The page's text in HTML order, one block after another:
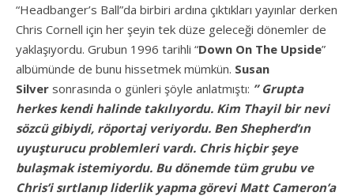
“Headbanger’s Ball”da birbiri ardına çıktıkları yayınlar derken
Chris Cornell için her şeyin tek düze geleceği dönemler de
yaklaşıyordu. Grubun 1996 tarihli “Down On The Upside”
albümünde de bunu hissetmek mümkün. Susan
Silver sonrasında o günleri şöyle anlatmıştı: ” Grupta
herkes kendi halinde takılıyordu. Kim Thayil bir nevi
sözcü gibiydi, röportaj veriyordu. Ben Shepherd’ın
uyuşturucu problemleri vardı. Chris hiçbir şeye
bulaşmak istemiyordu. Bu dönemde tüm grubu ve
Chris’i sırtlanıp liderlik yapma görevi Matt Cameron’a